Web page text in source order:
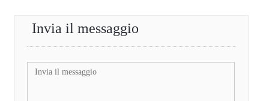
Invia il messaggio